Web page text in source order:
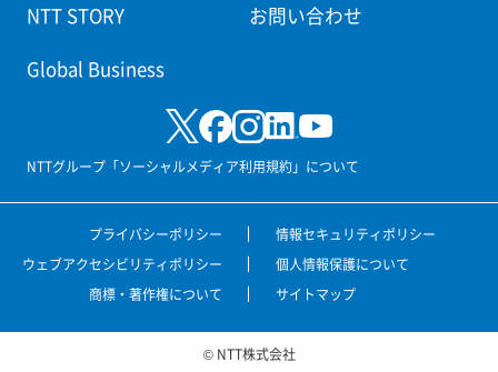
NTT STORY お問い合わせ
Global Business
NTTグループ「ソーシャルメディア利用規約」について
プライバシーポリシー
情報セキュリティポリシー
ウェブアクセシビリティポリシー
個人情報保護について
商標・著作権について
サイトマップ
© NTT株式会社